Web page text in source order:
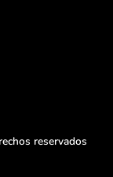
reservados